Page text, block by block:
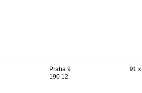
Praha 9
190 12
91 x